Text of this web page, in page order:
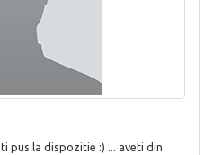
pus la dispozitie :) ... aveti din